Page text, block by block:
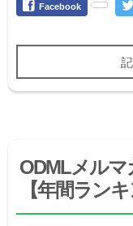
Facebook
ODMLメルマ
【年間ランキ